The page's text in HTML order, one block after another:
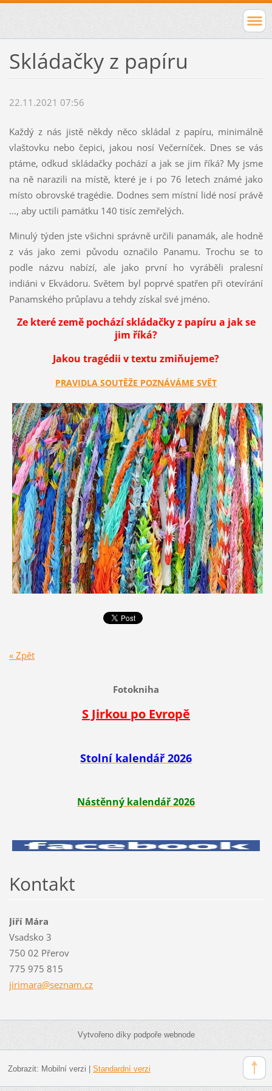
Skládačky z papíru
22.11.2021 07:56
Každý z nás jistě někdy něco skládal z papíru, minimálně
vlaštovku nebo čepici, jakou nosí Večerníček. Dnes se vás
ptáme, odkud skládačky pochází a jak se jim říká? My jsme
na ně narazili na místě, které je i po 76 letech známé jako
místo obrovské tragédie. Dodnes sem místní lidé nosí právě
..., aby uctili památku 140 tisíc zemřelých.
Minulý týden jste všichni správně určili panamák, ale hodně
z vás jako zemi původu označilo Panamu. Trochu se to
podle názvu nabízí, ale jako první ho vyráběli pralesní
indiáni v Ekvádoru. Světem byl poprvé spatřen při otevírání
Panamského průplavu a tehdy získal své jméno.
Ze které země pochází skládačky z papíru a jak se
jim říká?
Jakou tragédii v textu zmiňujeme?
PRAVIDLA SOUTĚŽE POZNÁVÁME SVĚT
« Zpět
Fotokniha
S Jirkou po Evropě
Stolní kalendář 2026
Nástěnný kalendář 2026
Kontakt
Jiří Mára
Vsadsko 3
750 02 Přerov
775 975 815
jirimara@seznam.cz
Vytvořeno díky podpoře webnode
Zobrazit: Mobilní verzi | Standardní verzi